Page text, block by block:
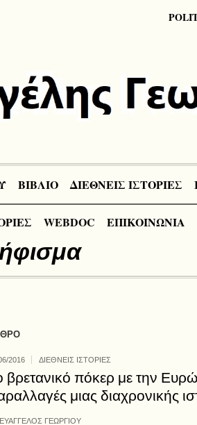
ΒΙΒΛΙΟ ΔΙΕΘΝΕΙΣ ΙΣΤΟΡΙΕΣ
WEBDOC ΕΠΙΚΟΙΝΩΝΙΑ
2016 ΔΙΕΘΝΕΙΣ ΙΣΤΟΡΙΕΣ
βρετανικό πόκερ με την
μιας διαχρονικής
ΕΥΑΓΓΕΛΟΣ ΓΕΩΡΓΙΟΥ